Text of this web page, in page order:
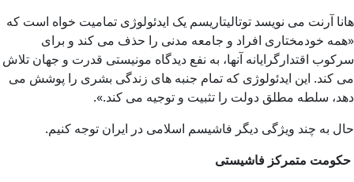
هانا آرنت می نویسد توتالیتاریسم یک ایدئولوژی تمامیت خواه است که
«همه خودمختاری افراد و جامعه مدنی را حذف می کند و برای
سرکوب اقتدارگرایانه آنها، به نفع دیدگاه مونیستی قدرت و جهان تلاش
می کند. این ایدئولوژی که تمام جنبه های زندگی بشری را پوشش می
دهد، سلطه مطلق دولت را تثبیت و توجیه می کند.».
حال به چند ویژگی دیگر فاشیسم اسلامی در ایران توجه کنیم.
حکومت متمرکز فاشیستی